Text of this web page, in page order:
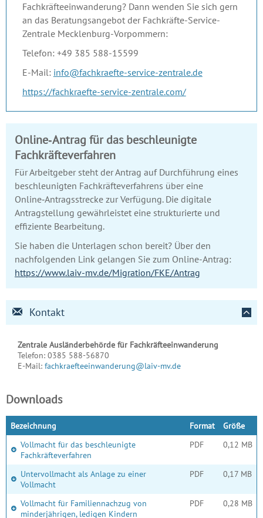
Fachkräfteeinwanderung? Dann wenden Sie sich gern
an das Beratungsangebot der Fachkräfte-Service-
Zentrale Mecklenburg-Vorpommern:
Telefon: +49 385 588-15599
E-Mail: info@fachkraefte-service-zentrale.de
https://fachkraefte-service-zentrale.com/
Online‑Antrag für das beschleunigte
Fachkräfteverfahren
Für Arbeitgeber steht der Antrag auf Durchführung eines
beschleunigten Fachkräfteverfahrens über eine
Online‑Antragsstrecke zur Verfügung. Die digitale
Antragstellung gewährleistet eine strukturierte und
effiziente Bearbeitung.
Sie haben die Unterlagen schon bereit? Über den
nachfolgenden Link gelangen Sie zum Online-Antrag:
https://www.laiv-mv.de/Migration/FKE/Antrag
Kontakt
Zentrale Ausländerbehörde für Fachkräfteeinwanderung
Telefon: 0385 588-56870
E-Mail: fachkraefteeinwanderung@laiv-mv.de
Downloads
Bezeichnung Format
Größe
Vollmacht für das beschleunigte
Fachkräfteverfahren
PDF 0,12 MB
Untervollmacht als Anlage zu einer
Vollmacht
PDF 0,17 MB
Vollmacht für Familiennachzug von
minderjährigen, ledigen Kindern
PDF 0,28 MB